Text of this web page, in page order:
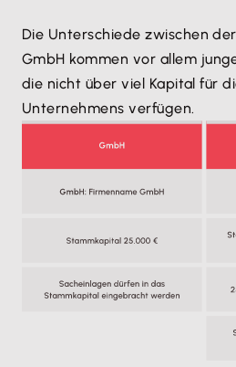
Die Unterschiede zwischen
GmbH kommen vor allem
die nicht über viel Kapital für
Unternehmens verfügen.